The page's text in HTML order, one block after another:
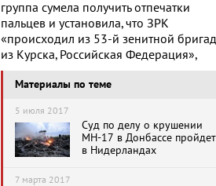
Материалы по теме
5 июля 2017
Суд по делу о крушении
MH-17 в Донбассе пройдет
в Нидерландах
7 марта 2017
группа сумела получить отпечатки
пальцев и установила, что ЗРК
«происходил из 53-й зенитной
из Курска, Российская Федерация»,